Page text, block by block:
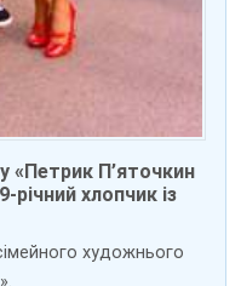
«Петрик П’яточкин
річний хлопчик із
художнього